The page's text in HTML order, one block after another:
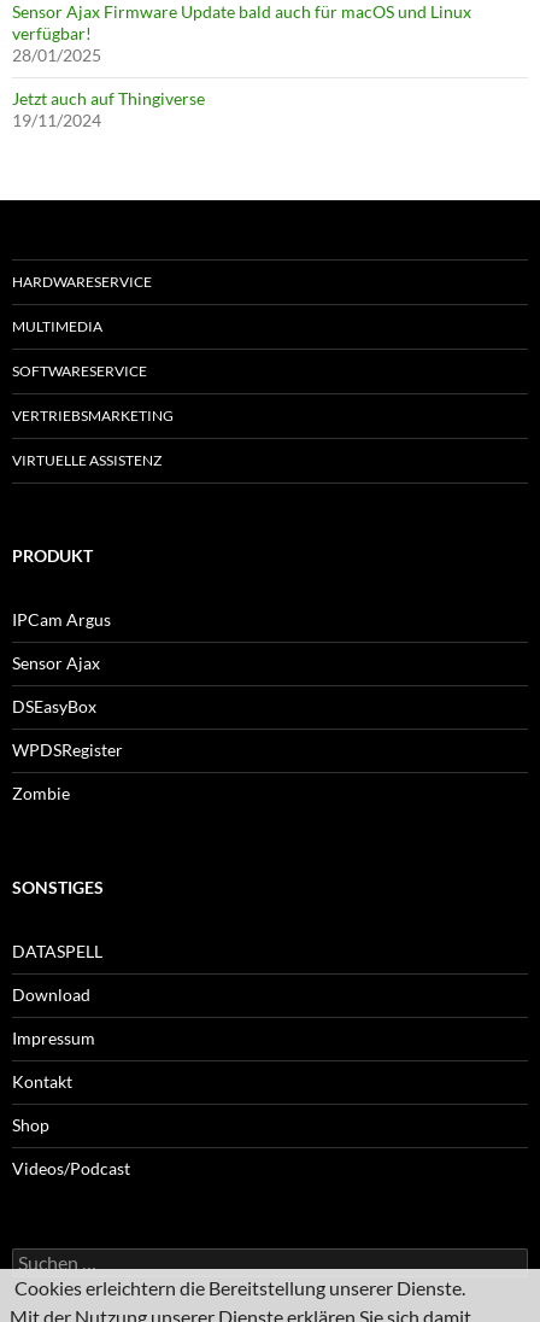
Sensor Ajax Firmware Update bald auch für macOS und Linux
verfügbar!
28/01/2025
Jetzt auch auf Thingiverse
19/11/2024
HARDWARESERVICE
MULTIMEDIA
SOFTWARESERVICE
VERTRIEBSMARKETING
VIRTUELLE ASSISTENZ
PRODUKT
IPCam Argus
Sensor Ajax
DSEasyBox
WPDSRegister
Zombie
SONSTIGES
DATASPELL
Download
Impressum
Kontakt
Shop
Videos/Podcast
Suchen
nach:
Cookies erleichtern die Bereitstellung unserer Dienste.
Mit der Nutzung unserer Dienste erklären Sie sich damit